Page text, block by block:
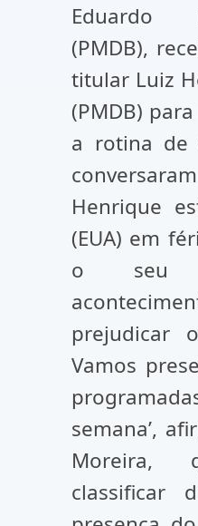
Eduardo
(PMDB),
titular Luiz
(PMDB)
a rotina de
Henrique
(EUA) em
o seu
prejudicar
Vamos
semana’,
classificar